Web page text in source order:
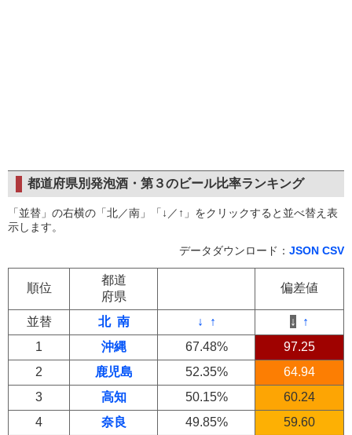
都道府県別発泡酒・第３のビール比率ランキング
「並替」の右横の「北／南」「↓／↑」をクリックすると並べ替え表
示します。
データダウンロード： JSON CSV
順位
都道
府県
偏差値
並替 北 南 ↓ ↑ ↓
↑
1
沖縄 67.48%
97.25
2
鹿児島 52.35%
64.94
3
高知 50.15%
60.24
4
奈良 49.85%
59.60